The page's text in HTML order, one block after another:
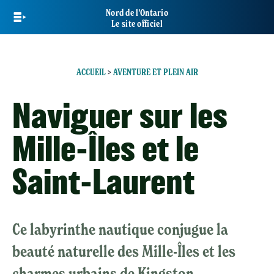
main
Nord de l'Ontario
Le site officiel
ACCUEIL> AVENTURE ET PLEIN AIR
Naviguer sur les
Mille-Îles et le
Saint-Laurent
Ce labyrinthe nautique conjugue la
beauté naturelle des Mille-Îles et les